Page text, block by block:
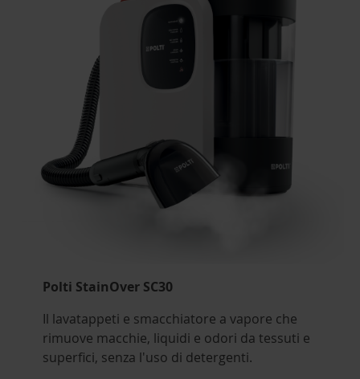
Polti StainOver SC30
Il lavatappeti e smacchiatore a vapore che
rimuove macchie, liquidi e odori da tessuti e
superfici, senza l'uso di detergenti.